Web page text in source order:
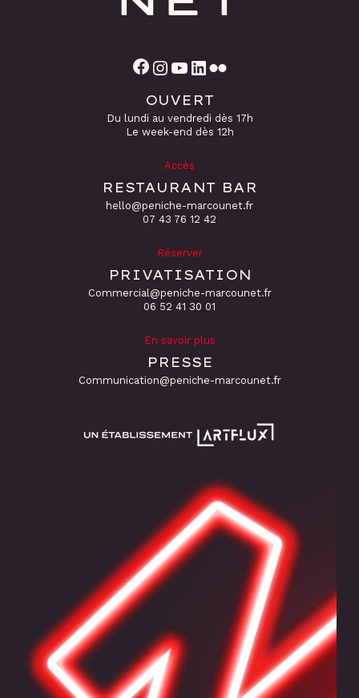
Facebook Instagram YouTube
OUVERT
Du lundi au vendredi dès 17h
Le week-end dès 12h
Accès
RESTAURANT BAR
hello@peniche-marcounet.fr
‭07 43 76 12 42
Réserver
PRIVATISATION
Commercial@peniche-marcounet.fr
06 52 41 30 01
En savoir plus
PRESSE
Communication@peniche-marcounet.fr